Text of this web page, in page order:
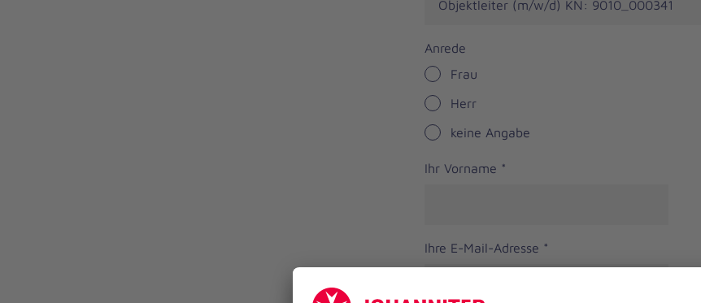
form
Anrede
Frau
Herr
keine Angabe
Ihr Vorname *
Ihre E-Mail-Adresse *